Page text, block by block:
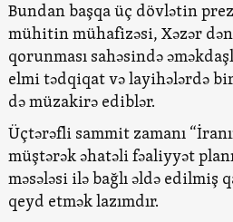
Bundan başqa üç dövlətin
mühitin mühafizəsi, Xəzər
qorunması sahəsində
elmi tədqiqat və layihələrdə
də müzakirə ediblər.
Üçtərəfli sammit zamanı
müştərək əhatəli fəaliyyət
məsələsi ilə bağlı əldə edilmiş
qeyd etmək lazımdır.